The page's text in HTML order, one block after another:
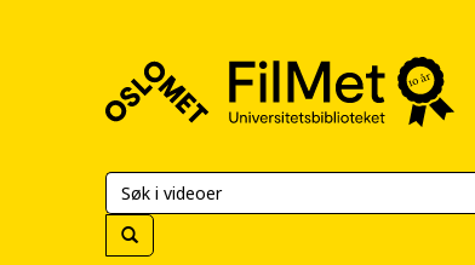
Universitetsbiblioteket